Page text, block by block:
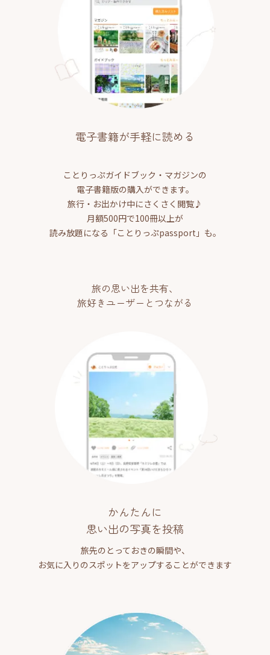
電子書籍が手軽に読める
ことりっぷガイドブック・マガジンの
電子書籍版の購入ができます。
旅行・お出かけ中にさくさく閲覧♪
月額500円で100冊以上が
読み放題になる「ことりっぷpassport」も。
旅の思い出を共有、
旅好きユーザーとつながる
かんたんに
思い出の写真を投稿
旅先のとっておきの瞬間や、
お気に入りのスポットをアップすることができます